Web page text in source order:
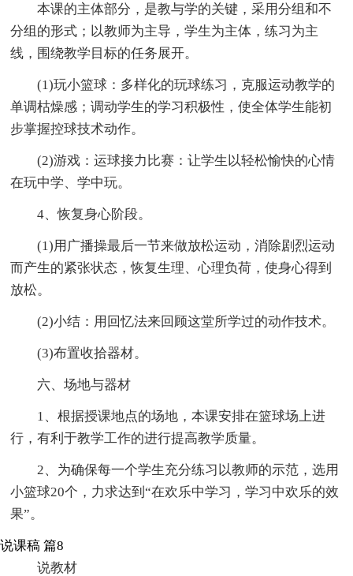
本课的主体部分，是教与学的关键，采用分组和不
分组的形式；以教师为主导，学生为主体，练习为主
线，围绕教学目标的任务展开。
(1)玩小篮球：多样化的玩球练习，克服运动教学的
单调枯燥感；调动学生的学习积极性，使全体学生能初
步掌握控球技术动作。
(2)游戏：运球接力比赛：让学生以轻松愉快的心情
在玩中学、学中玩。
4、恢复身心阶段。
(1)用广播操最后一节来做放松运动，消除剧烈运动
而产生的紧张状态，恢复生理、心理负荷，使身心得到
放松。
(2)小结：用回忆法来回顾这堂所学过的动作技术。
(3)布置收拾器材。
六、场地与器材
1、根据授课地点的场地，本课安排在篮球场上进
行，有利于教学工作的进行提高教学质量。
2、为确保每一个学生充分练习以教师的示范，选用
小篮球20个，力求达到“在欢乐中学习，学习中欢乐的效
果”。
说课稿 篇8
说教材